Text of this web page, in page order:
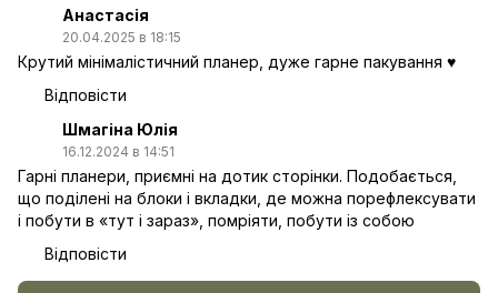
Анастасія
20.04.2025 в 18:15
Крутий мінімалістичний планер, дуже гарне пакування ♥
Відповісти
Шмагіна Юлія
16.12.2024 в 14:51
Гарні планери, приємні на дотик сторінки. Подобається,
що поділені на блоки і вкладки, де можна порефлексувати
і побути в «тут і зараз», помріяти, побути із собою
Відповісти